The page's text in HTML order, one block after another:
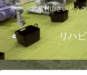
武蔵村山さいとう
リハ